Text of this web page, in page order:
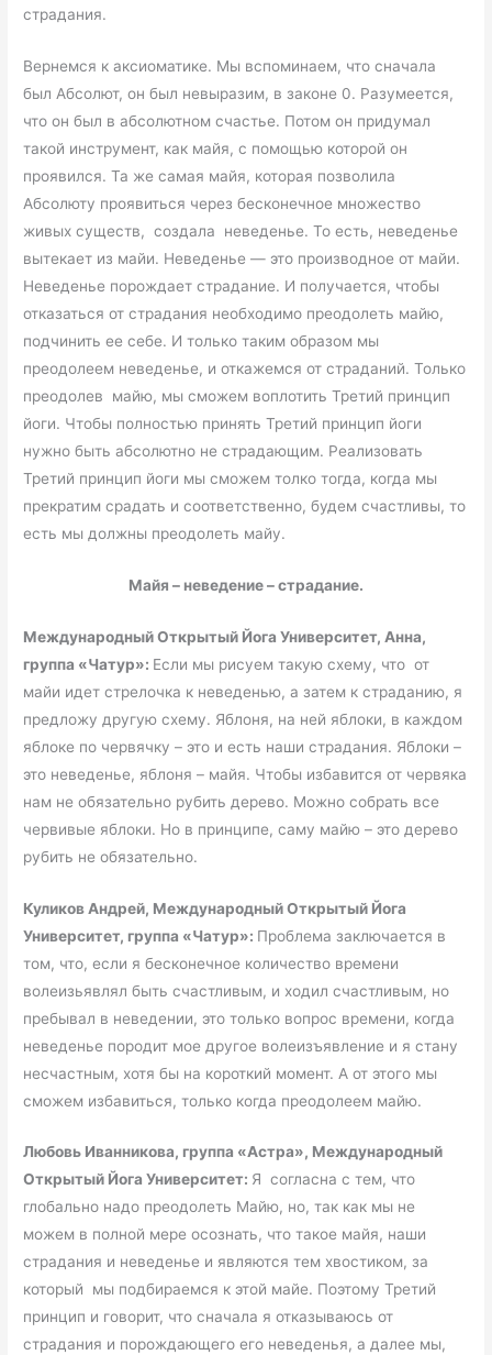
страдания.
Вернемся к аксиоматике. Мы вспоминаем, что сначала
был Абсолют, он был невыразим, в законе 0. Разумеется,
что он был в абсолютном счастье. Потом он придумал
такой инструмент, как майя, с помощью которой он
проявился. Та же самая майя, которая позволила
Абсолюту проявиться через бесконечное множество
живых существ, создала неведенье. То есть, неведенье
вытекает из майи. Неведенье — это производное от майи.
Неведенье порождает страдание. И получается, чтобы
отказаться от страдания необходимо преодолеть майю,
подчинить ее себе. И только таким образом мы
преодолеем неведенье, и откажемся от страданий. Только
преодолев майю, мы сможем воплотить Третий принцип
йоги. Чтобы полностью принять Третий принцип йоги
нужно быть абсолютно не страдающим. Реализовать
Третий принцип йоги мы сможем толко тогда, когда мы
прекратим срадать и соответственно, будем счастливы, то
есть мы должны преодолеть майу.
Майя – неведение – страдание.
Международный Открытый Йога Университет, Анна,
группа «Чатур»: Если мы рисуем такую схему, что от
майи идет стрелочка к неведенью, а затем к страданию, я
предложу другую схему. Яблоня, на ней яблоки, в каждом
яблоке по червячку – это и есть наши страдания. Яблоки –
это неведенье, яблоня – майя. Чтобы избавится от червяка
нам не обязательно рубить дерево. Можно собрать все
червивые яблоки. Но в принципе, саму майю – это дерево
рубить не обязательно.
Куликов Андрей, Международный Открытый Йога
Университет, группа «Чатур»: Проблема заключается в
том, что, если я бесконечное количество времени
волеизьявлял быть счастливым, и ходил счастливым, но
пребывал в неведении, это только вопрос времени, когда
неведенье породит мое другое волеизъявление и я стану
несчастным, хотя бы на короткий момент. А от этого мы
сможем избавиться, только когда преодолеем майю.
Любовь Иванникова, группа «Астра», Международный
Открытый Йога Университет: Я согласна с тем, что
глобально надо преодолеть Майю, но, так как мы не
можем в полной мере осознать, что такое майя, наши
страдания и неведенье и являются тем хвостиком, за
который мы подбираемся к этой майе. Поэтому Третий
принцип и говорит, что сначала я отказываюсь от
страдания и порождающего его неведенья, а далее мы,